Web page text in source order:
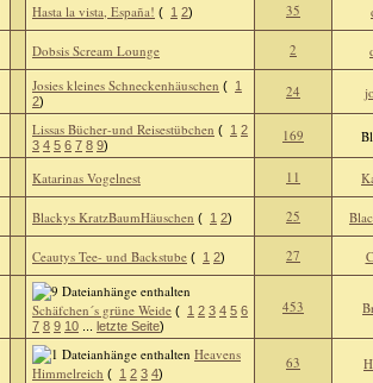
Hasta la vista, España! ( 1 2) 35
Dobsis Scream Lounge 2
Josies kleines Schneckenhäuschen ( 1
2)
24
Lissas Bücher-und Reisestübchen ( 1 2
3 4 5 6 7 8 9)
169
Katarinas Vogelnest 11
Blackys KratzBaumHäuschen ( 1 2) 25
Ceautys Tee- und Backstube ( 1 2) 27
Schäfchen´s grüne Weide ( 1 2 3 4 5 6
7 8 9 10 letzte Seite)
453
Heavens
Himmelreich ( 1 2 3 4)
63